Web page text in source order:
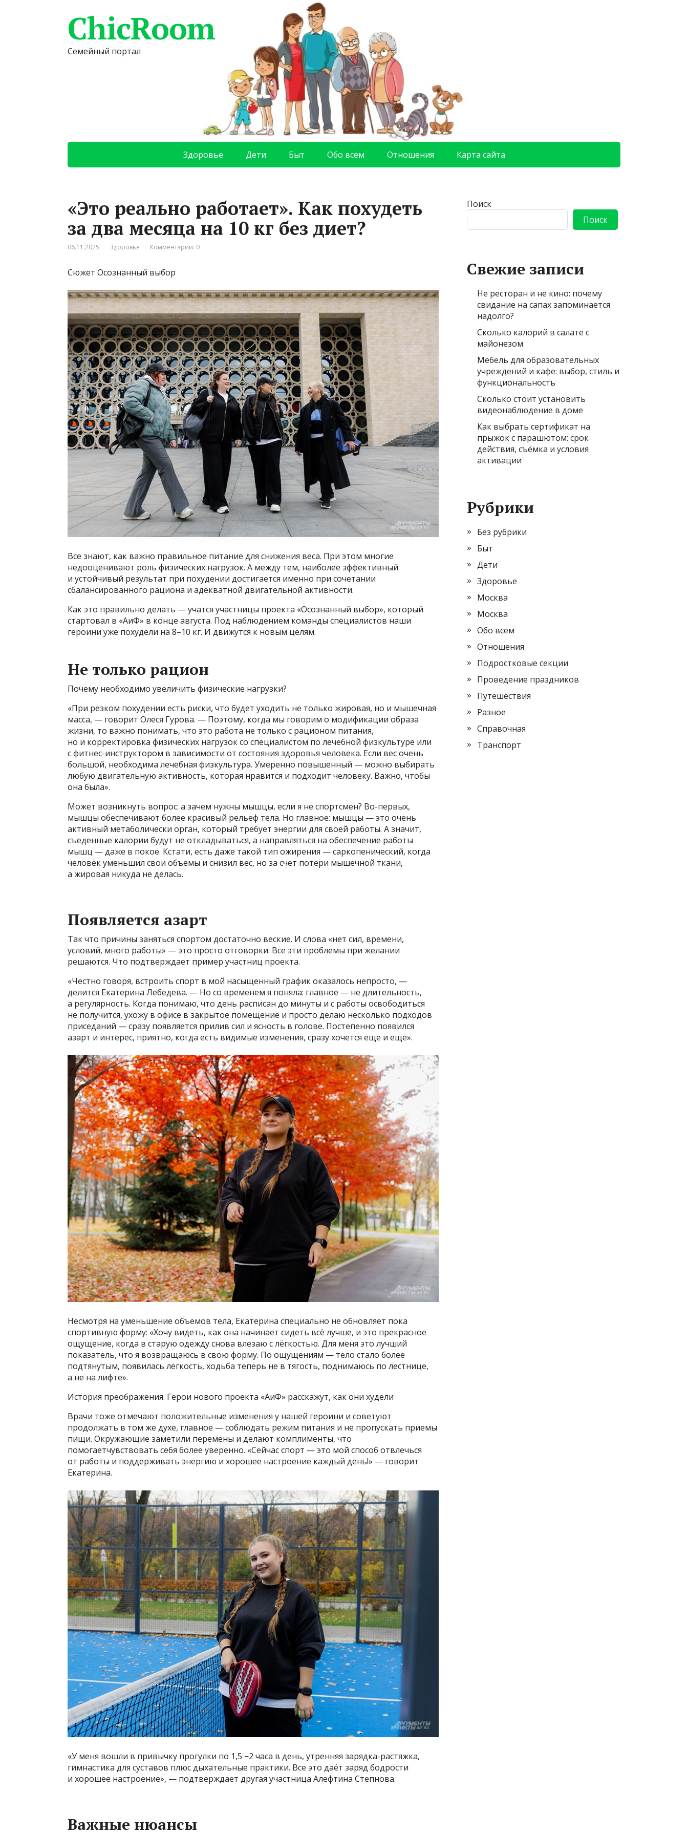
ChicRoom
Семейный портал
Здоровье Дети Быт Обо всем Отношения Карта сайта
«Это реально работает». Как похудеть
за два месяца на 10 кг без диет?
06.11.2025 Здоровье Комментарии: 0
Сюжет Осознанный выбор
Все знают, как важно правильное питание для снижения веса. При этом многие
недооценивают роль физических нагрузок. А между тем, наиболее эффективный
и устойчивый результат при похудении достигается именно при сочетании
сбалансированного рациона и адекватной двигательной активности.
Как это правильно делать — учатся участницы проекта «Осознанный выбор», который
стартовал в «АиФ» в конце августа. Под наблюдением команды специалистов наши
героини уже похудели на 8–10 кг. И движутся к новым целям.
Не только рацион
Почему необходимо увеличить физические нагрузки?
«При резком похудении есть риски, что будет уходить не только жировая, но и мышечная
масса, — говорит Олеся Гурова. — Поэтому, когда мы говорим о модификации образа
жизни, то важно понимать, что это работа не только с рационом питания,
но и корректировка физических нагрузок со специалистом по лечебной физкультуре или
с фитнес-инструктором в зависимости от состояния здоровья человека. Если вес очень
большой, необходима лечебная физкультура. Умеренно повышенный — можно выбирать
любую двигательную активность, которая нравится и подходит человеку. Важно, чтобы
она была».
Может возникнуть вопрос: а зачем нужны мышцы, если я не спортсмен? Во-первых,
мышцы обеспечивают более красивый рельеф тела. Но главное: мышцы — это очень
активный метаболически орган, который требует энергии для своей работы. А значит,
съеденные калории будут не откладываться, а направляться на обеспечение работы
мышц — даже в покое. Кстати, есть даже такой тип ожирения — саркопенический, когда
человек уменьшил свои объемы и снизил вес, но за счет потери мышечной ткани,
а жировая никуда не делась.
Появляется азарт
Так что причины заняться спортом достаточно веские. И слова «нет сил, времени,
условий, много работы» — это просто отговорки. Все эти проблемы при желании
решаются. Что подтверждает пример участниц проекта.
«Честно говоря, встроить спорт в мой насыщенный график оказалось непросто, —
делится Екатерина Лебедева. — Но со временем я поняла: главное — не длительность,
а регулярность. Когда понимаю, что день расписан до минуты и с работы освободиться
не получится, ухожу в офисе в закрытое помещение и просто делаю несколько подходов
приседаний — сразу появляется прилив сил и ясность в голове. Постепенно появился
азарт и интерес, приятно, когда есть видимые изменения, сразу хочется еще и еще».
Несмотря на уменьшение объемов тела, Екатерина специально не обновляет пока
спортивную форму: «Хочу видеть, как она начинает сидеть всё лучше, и это прекрасное
ощущение, когда в старую одежду снова влезаю с лёгкостью. Для меня это лучший
показатель, что я возвращаюсь в свою форму. По ощущениям — тело стало более
подтянутым, появилась лёгкость, ходьба теперь не в тягость, поднимаюсь по лестнице,
а не на лифте».
История преображения. Герои нового проекта «АиФ» расскажут, как они худели
Врачи тоже отмечают положительные изменения у нашей героини и советуют
продолжать в том же духе, главное — соблюдать режим питания и не пропускать приемы
пищи. Окружающие заметили перемены и делают комплименты, что
помогаетчувствовать себя более уверенно. «Сейчас спорт — это мой способ отвлечься
от работы и поддерживать энергию и хорошее настроение каждый день!» — говорит
Екатерина.
«У меня вошли в привычку прогулки по 1,5 −2 часа в день, утренняя зарядка-растяжка,
гимнастика для суставов плюс дыхательные практики. Все это даёт заряд бодрости
и хорошее настроение», — подтверждает другая участница Алефтина Степнова.
Важные нюансы
Поиск
Поиск
Свежие записи
Не ресторан и не кино: почему
свидание на сапах запоминается
надолго?
Сколько калорий в салате с
майонезом
Мебель для образовательных
учреждений и кафе: выбор, стиль и
функциональность
Сколько стоит установить
видеонаблюдение в доме
Как выбрать сертификат на
прыжок с парашютом: срок
действия, съёмка и условия
активации
Рубрики
Без рубрики
Быт
Дети
Здоровье
Москва
Москва
Обо всем
Отношения
Подростковые секции
Проведение праздников
Путешествия
Разное
Справочная
Транспорт